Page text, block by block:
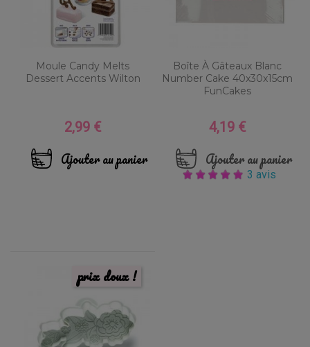
Moule Candy Melts
Dessert Accents Wilton
Prix
2,99 €
Ajouter au panier
Boîte À Gâteaux Blanc
Number Cake 40x30x15cm
FunCakes
Prix
4,19 €
Ajouter au panier
3 avis
prix doux !